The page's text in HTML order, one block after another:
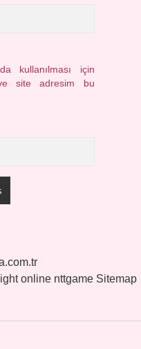
kullanılması için
site adresim bu
online nttgame Sitemap